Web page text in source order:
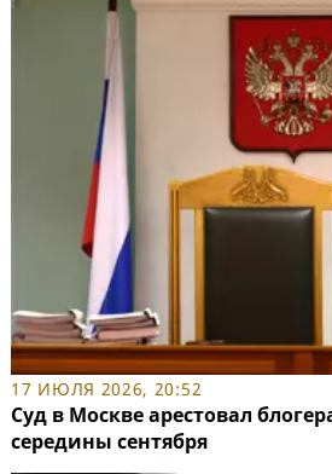
17 ИЮЛЯ 2026, 20:52
Суд в Москве арестовал
середины сентября